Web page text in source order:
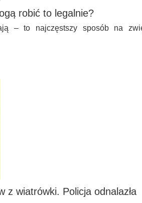
robić to legalnie?
– to najczęstszy sposób na
z wiatrówki. Policja odnalazła